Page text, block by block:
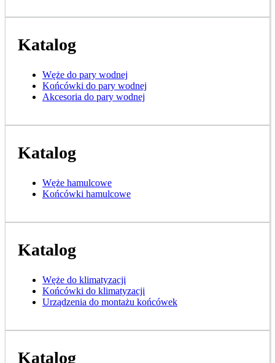
Katalog
Węże do pary wodnej
Końcówki do pary wodnej
Akcesoria do pary wodnej
Katalog
Węże hamulcowe
Końcówki hamulcowe
Katalog
Węże do klimatyzacji
Końcówki do klimatyzacji
Urządzenia do montażu końcówek
Katalog